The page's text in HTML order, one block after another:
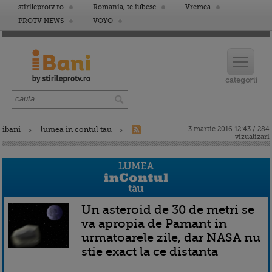
stirileprotv.ro Romania, te iubesc
Vremea
PROTV NEWS
VOYO
ibani lumea in contul tau
3 martie 2016 12:43 / 284
vizualizari
Un asteroid de 30 de metri se
va apropia de Pamant in
urmatoarele zile, dar NASA nu
stie exact la ce distanta